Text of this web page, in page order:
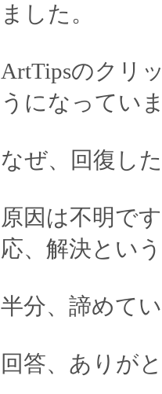
ました。
ArtTipsのクリ
うになっていま
なぜ、回復し
原因は不明で
応、解決とい
半分、諦めて
回答、ありが